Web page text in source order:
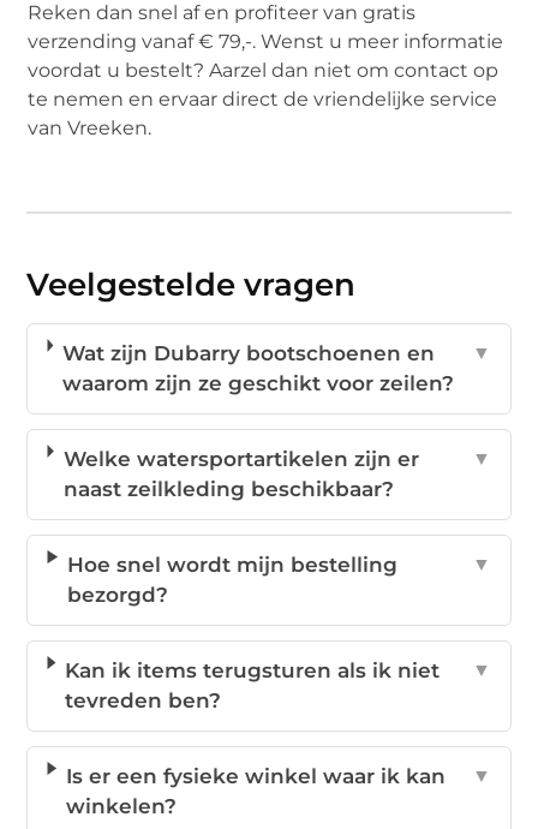
Reken dan snel af en profiteer van gratis
verzending vanaf € 79,-. Wenst u meer informatie
voordat u bestelt? Aarzel dan niet om contact op
te nemen en ervaar direct de vriendelijke service
van Vreeken.
Veelgestelde vragen
Wat zijn Dubarry bootschoenen en
waarom zijn ze geschikt voor zeilen?
▼
Welke watersportartikelen zijn er
naast zeilkleding beschikbaar?
▼
Hoe snel wordt mijn bestelling
bezorgd?
▼
Kan ik items terugsturen als ik niet
tevreden ben?
▼
Is er een fysieke winkel waar ik kan
winkelen?
▼